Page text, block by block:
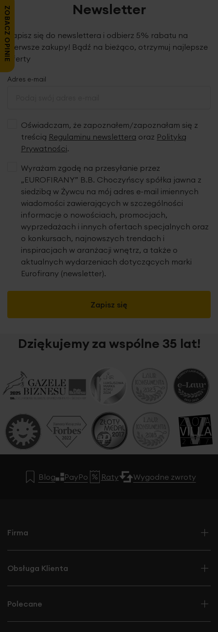
Newsletter
Zapisz się do newslettera i odbierz 5% rabatu na
pierwsze zakupy! Bądź na bieżąco, otrzymuj najlepsze
oferty
Adres e-mail
Oświadczam, że zapoznałem/zapoznałam się z
treścią Regulaminu newslettera oraz Polityką
Prywatności.
Zapisz się
Wyrażam zgodę na przesyłanie przez
„EUROFIRANY” B.B. Choczyńscy spółka jawna z
siedzibą w Żywcu na mój adres e-mail imiennych
wiadomości zawierających w szczególności
informacje o nowościach, promocjach,
wyprzedażach i innych ofertach specjalnych oraz
o konkursach, najnowszych trendach i
inspiracjach w aranżacji wnętrz, a także o
aktualnych wydarzeniach dotyczących marki
Eurofirany (newsletter).
Dziękujemy za wspólne 35 lat!
Blog PayPo Raty Wygodne zwroty
Firma
Obsługa Klienta
Polecane
ZOBACZ OPINIE